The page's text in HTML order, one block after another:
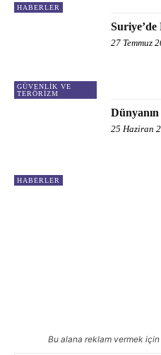
HABERLER
GÜVENLIK VE
TERÖRIZM
27 Temmuz
HABERLER
25 Haziran
Bu alana reklam vermek için